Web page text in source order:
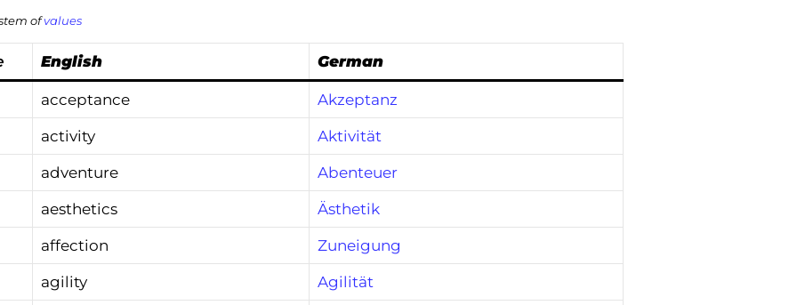
ofvalues
English German
acceptance Akzeptanz
activity Aktivität
adventure Abenteuer
aesthetics Ästhetik
affection Zuneigung
agility Agilität